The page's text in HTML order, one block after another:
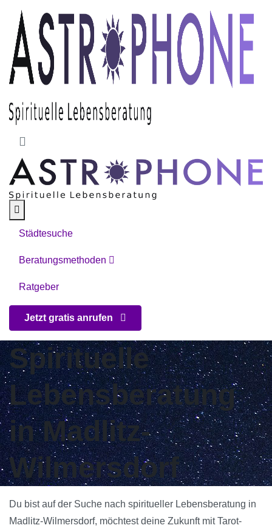
Skip to main content
Städtesuche
Beratungsmethoden
Ratgeber
Jetzt gratis anrufen
Spirituelle
Lebensberatung
in Madlitz-
Wilmersdorf
Du bist auf der Suche nach spiritueller Lebensberatung in
Madlitz-Wilmersdorf, möchtest deine Zukunft mit Tarot-